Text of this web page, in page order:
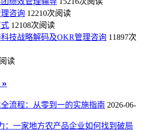
咨询 12210次阅读
12108次阅读
科技战略解码及OKR管理咨询 11897次
读
流程：从零到一的实施指南 2026-06-
：一家地方农产品企业如何找到破局